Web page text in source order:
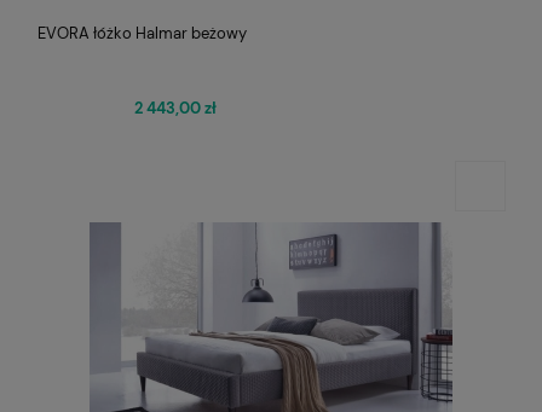
EVORA łóżko Halmar beżowy
2 443,00 zł